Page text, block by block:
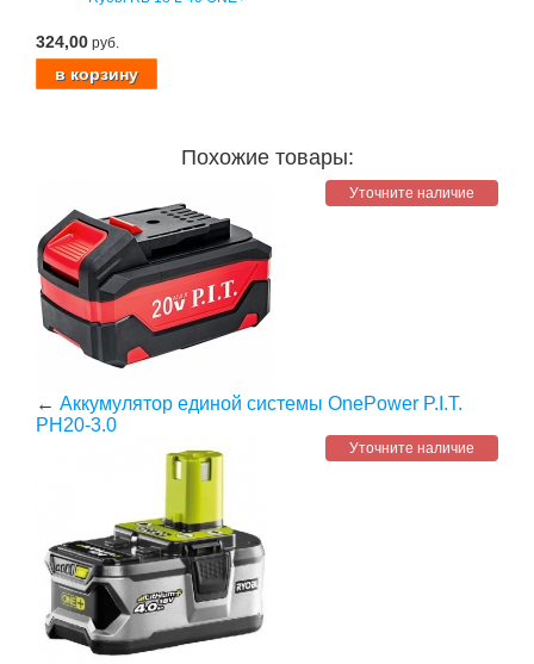
324,00 руб.
Похожие товары:
Уточните наличие
← Аккумулятор единой системы OnePower P.I.T.
PH20-3.0
Уточните наличие